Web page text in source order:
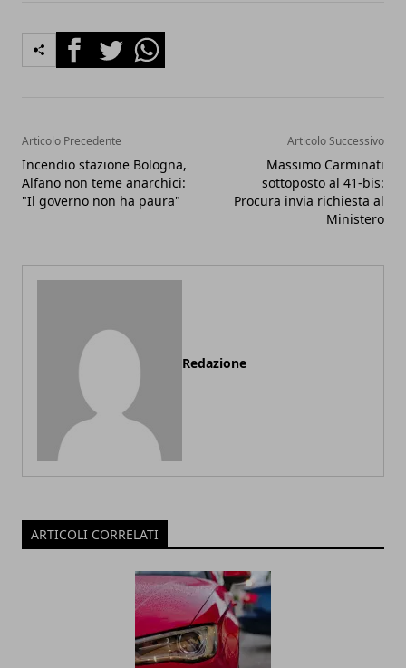
FacebookTwitterWhatsapp
Articolo Precedente
Incendio stazione Bologna,
Alfano non teme anarchici:
"Il governo non ha paura"
Articolo Successivo
Massimo Carminati
sottoposto al 41-bis:
Procura invia richiesta al
Ministero
Redazione
ARTICOLI CORRELATI